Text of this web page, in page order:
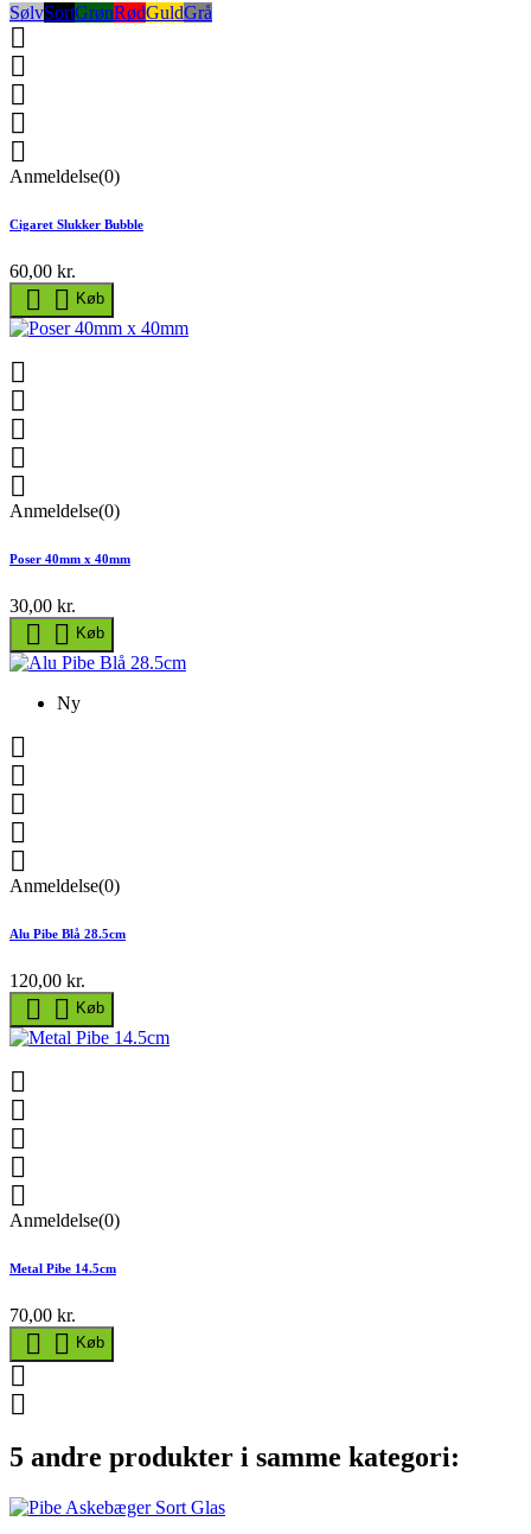
SølvSortGrønRødGuldGrå





Anmeldelse(0)
Cigaret Slukker Bubble
60,00 kr.
  Køb





Anmeldelse(0)
Poser 40mm x 40mm
30,00 kr.
  Køb
Ny





Anmeldelse(0)
Alu Pibe Blå 28.5cm
120,00 kr.
  Køb





Anmeldelse(0)
Metal Pibe 14.5cm
70,00 kr.
  Køb


5 andre produkter i samme kategori: